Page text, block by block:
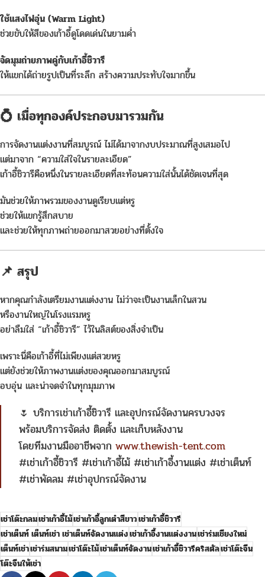
ใช้แสงไฟอุ่น (Warm Light)
ช่วยขับให้สีของเก้าอี้ดูโดดเด่นในยามค่ำ
จัดมุมถ่ายภาพคู่กับเก้าอี้ชิวารี
ให้แขกได้ถ่ายรูปเป็นที่ระลึก สร้างความประทับใจมากขึ้น
💍 เมื่อทุกองค์ประกอบมารวมกัน
การจัดงานแต่งงานที่สมบูรณ์ ไม่ได้มาจากงบประมาณที่สูงเสมอไป
แต่มาจาก “ความใส่ใจในรายละเอียด”
เก้าอี้ชิวารีคือหนึ่งในรายละเอียดที่สะท้อนความใส่นั้นได้ชัดเจนที่สุด
มันช่วยให้ภาพรวมของงานดูเรียบแต่หรู
ช่วยให้แขกรู้สึกสบาย
และช่วยให้ทุกภาพถ่ายออกมาสวยอย่างที่ตั้งใจ
📌 สรุป
หากคุณกำลังเตรียมงานแต่งงาน ไม่ว่าจะเป็นงานเล็กในสวน
หรืองานใหญ่ในโรงแรมหรู
อย่าลืมใส่ “เก้าอี้ชิวารี” ไว้ในลิสต์ของสิ่งจำเป็น
เพราะนี่คือเก้าอี้ที่ไม่เพียงแต่สวยหรู
แต่ยังช่วยให้ภาพงานแต่งของคุณออกมาสมบูรณ์
อบอุ่น และน่าจดจำในทุกมุมภาพ
🌷 บริการเช่าเก้าอี้ชิวารี และอุปกรณ์จัดงานครบวงจร
พร้อมบริการจัดส่ง ติดตั้ง และเก็บหลังงาน
โดยทีมงานมืออาชีพจาก www.thewish-tent.com
#เช่าเก้าอี้ชิวารี #เช่าเก้าอี้ไม้ #เช่าเก้าอี้งานแต่ง #เช่าเต็นท์
#เช่าพัดลม #เช่าอุปกรณ์จัดงาน
เช่าโต๊ะกลมเช่าเก้าอี้ไม้เช่าเก้าอี้ลูกเต๋าสีขาวเช่าเก้าอี้ชิวารี
เช่าเต็นท์ เต็นท์เช่า เช่าเต็นท์จัดงานแต่งเช่าเก้าอี้งานแต่งงานเช่าร่มเชียงใหม่
เต็นท์เช่าเช่าร่มสนามเช่าโต๊ะไม้เช่าเต็นท์จัดงานเช่าเก้าอี้ชิวารีคริสตัลเช่าโต๊ะจีน
โต๊ะจีนให้เช่า